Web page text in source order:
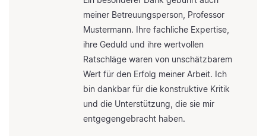
meiner Betreuungsperson, Professor
Mustermann. Ihre fachliche Expertise,
ihre Geduld und ihre wertvollen
Ratschläge waren von unschätzbarem
Wert für den Erfolg meiner Arbeit. Ich
bin dankbar für die konstruktive Kritik
und die Unterstützung, die sie mir
entgegengebracht haben.